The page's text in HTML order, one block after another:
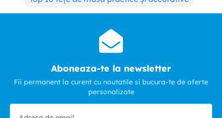
Aboneaza-te la newsletter
Fii permanent la curent cu noutatile si bucura-te de oferte
personalizate